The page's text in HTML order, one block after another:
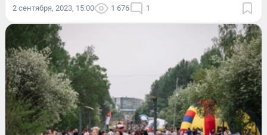
2 сентября, 2023, 15:00 1 676 1